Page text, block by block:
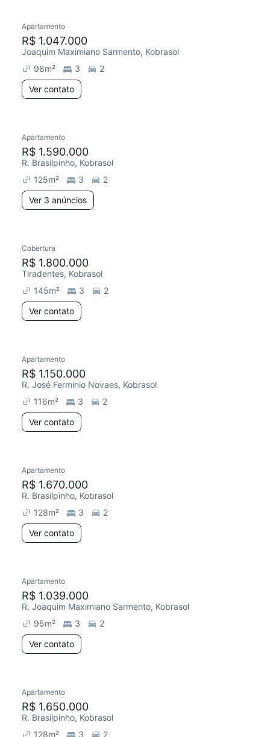
Apartamento
R$ 1.047.000
Joaquim Maximiano Sarmento, Kobrasol
98m² 3
2
Ver contato
Apartamento
R$ 1.590.000
R. Brasilpinho, Kobrasol
125m² 3
2
Ver 3 anúncios
Cobertura
R$ 1.800.000
Tiradentes, Kobrasol
145m² 3
2
Ver contato
Apartamento
R$ 1.150.000
R. José Ferminio Novaes, Kobrasol
116m² 3
2
Ver contato
Apartamento
R$ 1.670.000
R. Brasilpinho, Kobrasol
128m² 3
2
Ver contato
Apartamento
R$ 1.039.000
R. Joaquim Maximiano Sarmento, Kobrasol
95m² 3
2
Ver contato
Apartamento
R$ 1.650.000
R. Brasilpinho, Kobrasol
128m² 3 2